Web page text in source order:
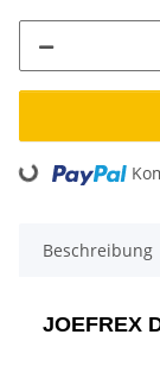
Loading...
Beschreibung
JOEFREX